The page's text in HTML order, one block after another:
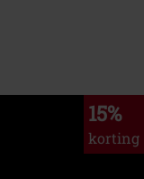
15%
korting